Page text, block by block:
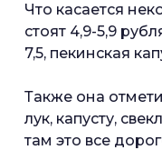
Что касается
стоят 4,9-5,9
7,5, пекинская
Также она
лук, капусту,
там это все